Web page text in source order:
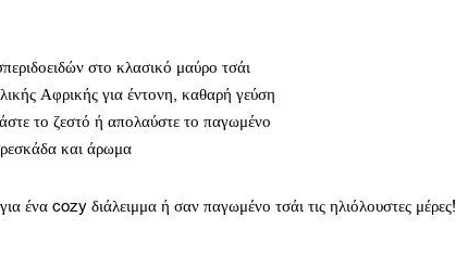
στο κλασικό μαύρο τσάι
Αφρικής για έντονη, καθαρή γεύση
το ζεστό ή απολαύστε το παγωμένο
και άρωμα
ένα cozy διάλειμμα ή σαν παγωμένο τσάι τις ηλιόλουστες μέρες!